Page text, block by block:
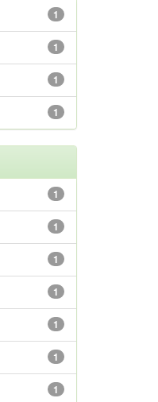
1
1
1
1
1
1
1
1
1
1
1